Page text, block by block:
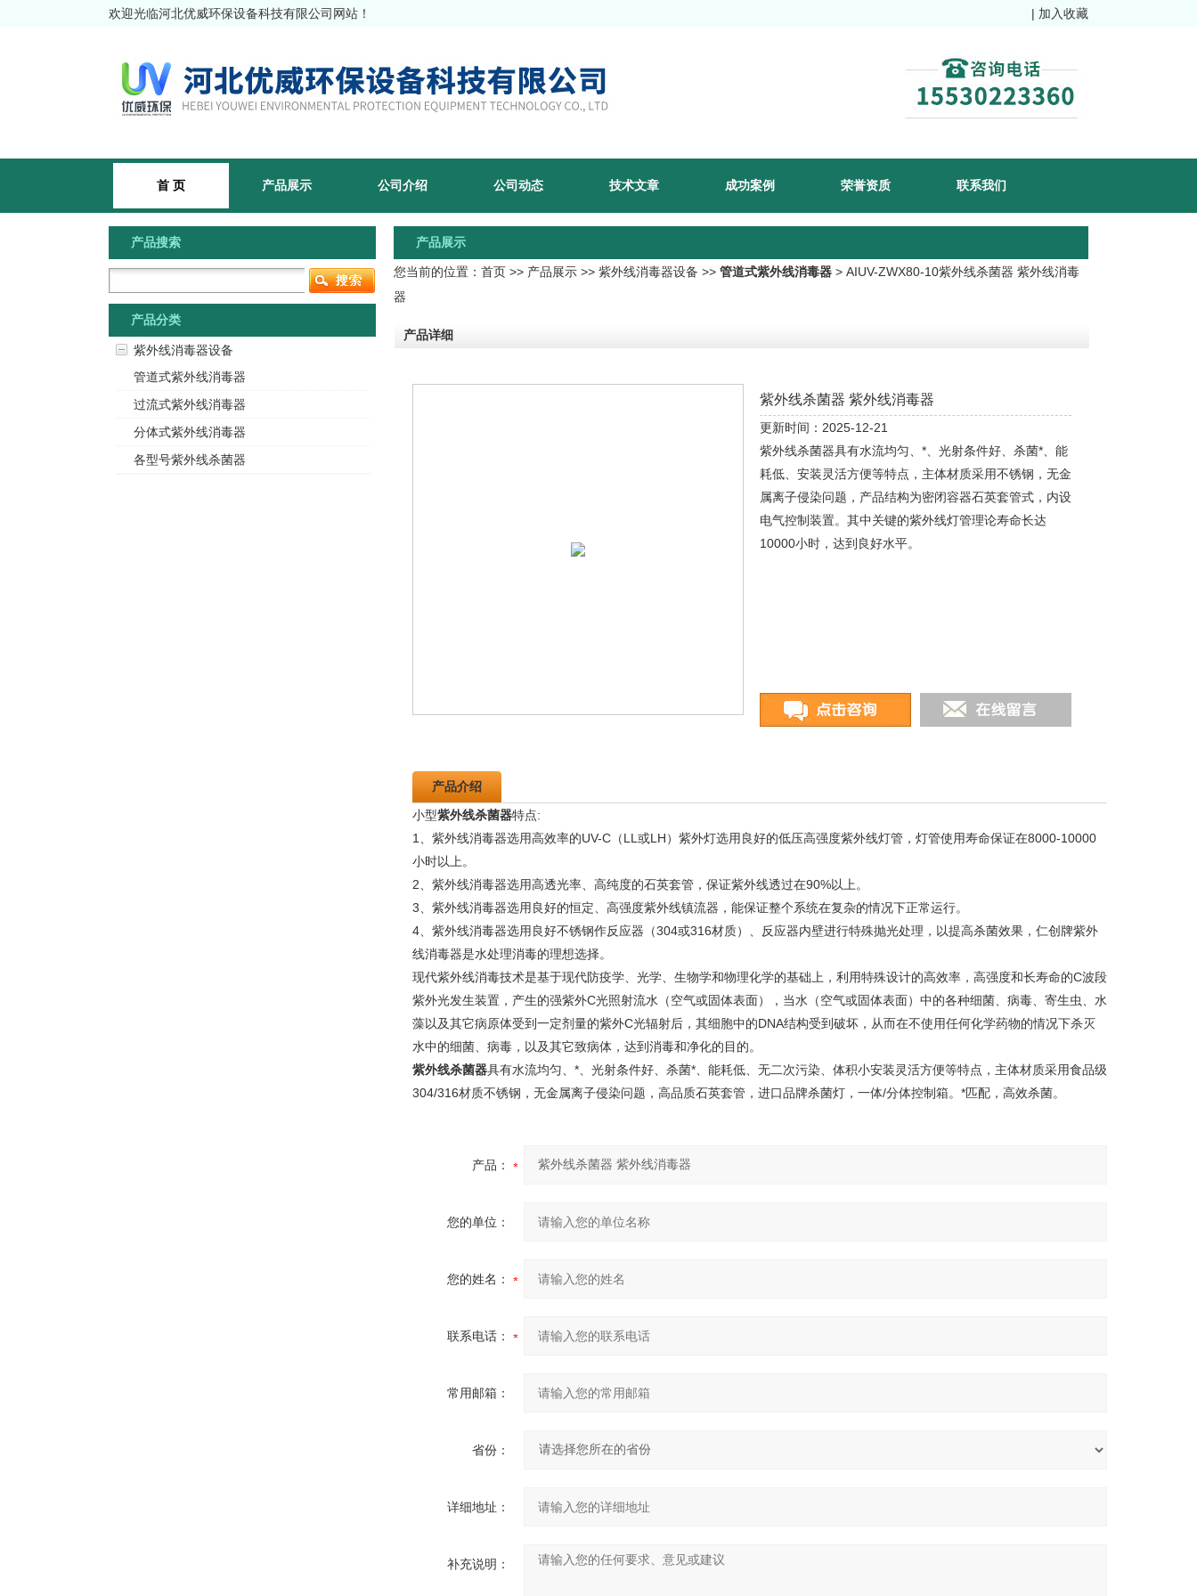
欢迎光临河北优威环保设备科技有限公司网站！ | 加入收藏
首 页 产品展示 公司介绍 公司动态 技术文章 成功案例 荣誉资质 联系我们
产品展示
您当前的位置： 首页 >> 产品展示 >> 紫外线消毒器设备 >> 管道式紫外线消毒器 > AIUV-ZWX80-10紫外线杀菌器 紫外线消毒
器
产品详细
紫外线杀菌器 紫外线消毒器
更新时间：2025-12-21
紫外线杀菌器具有水流均匀、*、光射条件好、杀菌*、能
耗低、安装灵活方便等特点，主体材质采用不锈钢，无金
属离子侵染问题，产品结构为密闭容器石英套管式，内设
电气控制装置。其中关键的紫外线灯管理论寿命长达
10000小时，达到良好水平。
产品介绍
小型紫外线杀菌器特点:
1、紫外线消毒器选用高效率的UV-C（LL或LH）紫外灯选用良好的低压高强度紫外线灯管，灯管使用寿命保证在8000-10000
小时以上。
2、紫外线消毒器选用高透光率、高纯度的石英套管，保证紫外线透过在90%以上。
3、紫外线消毒器选用良好的恒定、高强度紫外线镇流器，能保证整个系统在复杂的情况下正常运行。
4、紫外线消毒器选用良好不锈钢作反应器（304或316材质）、反应器内壁进行特殊抛光处理，以提高杀菌效果，仁创牌紫外
线消毒器是水处理消毒的理想选择。
现代紫外线消毒技术是基于现代防疫学、光学、生物学和物理化学的基础上，利用特殊设计的高效率，高强度和长寿命的C波段
紫外光发生装置，产生的强紫外C光照射流水（空气或固体表面），当水（空气或固体表面）中的各种细菌、病毒、寄生虫、水
藻以及其它病原体受到一定剂量的紫外C光辐射后，其细胞中的DNA结构受到破坏，从而在不使用任何化学药物的情况下杀灭
水中的细菌、病毒，以及其它致病体，达到消毒和净化的目的。
紫外线杀菌器具有水流均匀、*、光射条件好、杀菌*、能耗低、无二次污染、体积小安装灵活方便等特点，主体材质采用食品级
304/316材质不锈钢，无金属离子侵染问题，高品质石英套管，进口品牌杀菌灯，一体/分体控制箱。*匹配，高效杀菌。
产品：
您的单位：
您的姓名：
联系电话：
常用邮箱：
省份：
详细地址：
补充说明：
产品搜索
产品分类
紫外线消毒器设备
管道式紫外线消毒器
过流式紫外线消毒器
分体式紫外线消毒器
各型号紫外线杀菌器